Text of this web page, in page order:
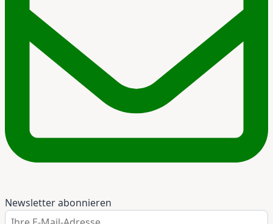
Newsletter abonnieren
Ihre E-Mail-Adresse...